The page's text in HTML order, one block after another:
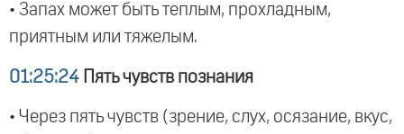
• Запах может быть теплым, прохладным,
приятным или тяжелым.
01:25:24 Пять чувств познания
• Через пять чувств (зрение, слух, осязание, вкус,